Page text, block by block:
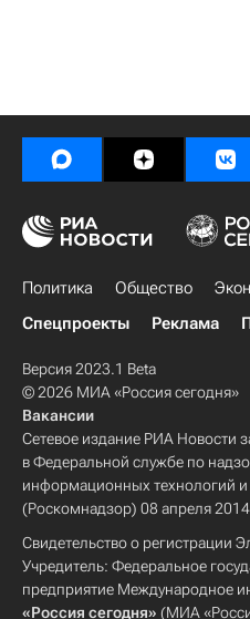
Политика Общество
Спецпроекты
Реклама
Версия 2023.1 Beta
© 2026 МИА «Россия сегодня»
Вакансии
Сетевое издание РИА Новости
в Федеральной службе по
информационных технологий
(Роскомнадзор) 08 апреля 2014
Свидетельство о
Учредитель: Федеральное
предприятие Международное
«Россия сегодня» (МИА